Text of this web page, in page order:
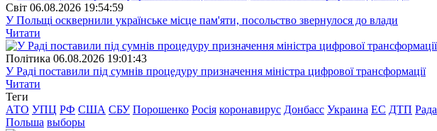
Свiт 06.08.2026 19:54:59
У Польщі осквернили українське місце пам'яти, посольство звернулося до влади
Читати
Полiтика 06.08.2026 19:01:43
У Раді поставили під сумнів процедуру призначення міністра цифрової трансформації
Читати
Теги
АТО УПЦ РФ США СБУ Порошенко Росія коронавирус Донбасс Украина ЕС ДТП Рада
Польша выборы